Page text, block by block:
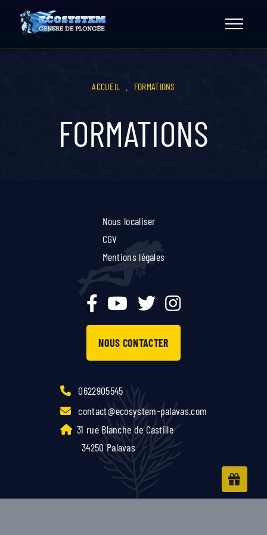
content
ACCUEIL FORMATIONS
FORMATIONS
Nous localiser
CGV
Mentions légales
NOUS CONTACTER
0622905545
contact@ecosystem-palavas.com
31 rue Blanche de Castille
34250 Palavas